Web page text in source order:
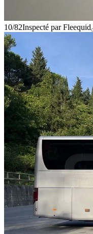
10/82Inspecté par Fleequid